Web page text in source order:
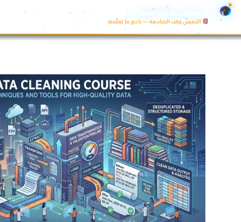
Motrjim Academy S
الخميس وقت المراجعة — راجع ما تعلّمته
تخطي
المحتوى